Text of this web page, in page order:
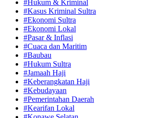
#Hukum & Kriminal
#Kasus Kriminal Sultra
#Ekonomi Sultra
#Ekonomi Lokal
#Pasar & Inflasi
#Cuaca dan Maritim
#Baubau
#Hukum Sultra
#Jamaah Haji
#Keberangkatan Haji
#Kebudayaan
#Pemerintahan Daerah
#Kearifan Lokal